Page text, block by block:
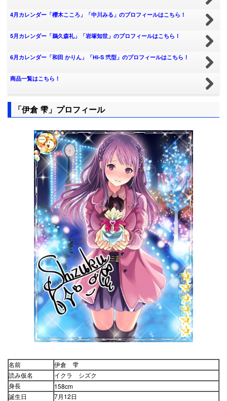
4月カレンダー「櫻木こころ」「中川みる」のプロフィールはこちら！
5月カレンダー「鵜久森礼」「岩塚知世」のプロフィールはこちら！
6月カレンダー「和田 かりん」「Hi-S 弐型」のプロフィールはこちら！
商品一覧はこちら！
「伊倉 雫」プロフィール
名前
伊倉 雫
読み仮名
イクラ シズク
身長
158cm
誕生日
7月12日